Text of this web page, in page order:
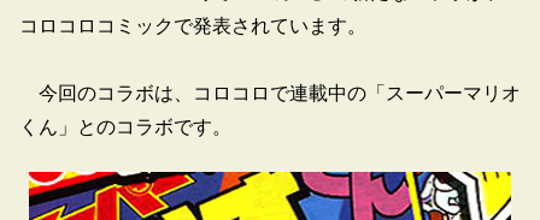
コロコロコミックで発表されています。
今回のコラボは、コロコロで連載中の「スーパーマリオ
くん」とのコラボです。